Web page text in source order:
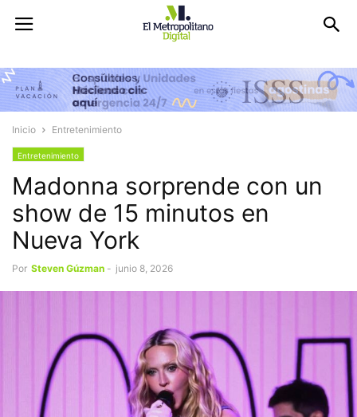
Inicio Entretenimiento
Entretenimiento
Madonna sorprende con un
show de 15 minutos en
Nueva York
Por Steven Gúzman - junio 8, 2026